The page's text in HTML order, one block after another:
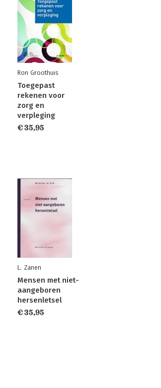
Ron Groothuis
Toegepast
rekenen voor
zorg en
verpleging
€ 35,95
L. Zanen
Mensen met niet-
aangeboren
hersenletsel
€ 35,95